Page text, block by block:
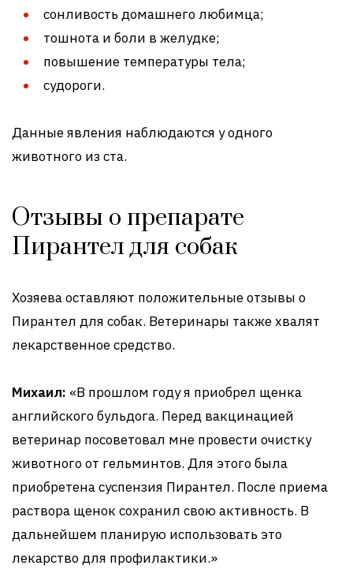
сонливость домашнего любимца;
тошнота и боли в желудке;
повышение температуры тела;
судороги.
Данные явления наблюдаются у одного
животного из ста.
Отзывы о препарате
Пирантел для собак
Хозяева оставляют положительные отзывы о
Пирантел для собак. Ветеринары также хвалят
лекарственное средство.
Михаил: «В прошлом году я приобрел щенка
английского бульдога. Перед вакцинацией
ветеринар посоветовал мне провести очистку
животного от гельминтов. Для этого была
приобретена суспензия Пирантел. После приема
раствора щенок сохранил свою активность. В
дальнейшем планирую использовать это
лекарство для профилактики.»